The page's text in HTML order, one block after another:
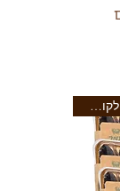
הכי נמכר | הבחירה של הלקוחות